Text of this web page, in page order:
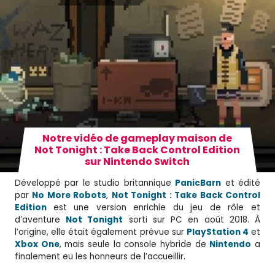
Notre vidéo de gameplay maison de
Not Tonight : Take Back Control Edition
sur Nintendo Switch
Développé par le studio britannique PanicBarn et édité
par No More Robots, Not Tonight : Take Back Control
Edition est une version enrichie du jeu de rôle et
d’aventure Not Tonight sorti sur PC en août 2018. À
l’origine, elle était également prévue sur PlayStation 4 et
Xbox One, mais seule la console hybride de Nintendo a
finalement eu les honneurs de l’accueillir.